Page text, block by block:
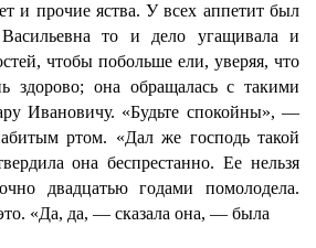
и прочие яства. У всех аппетит был
то и дело угащивала и
чтобы побольше ели, уверяя, что
здорово; она обращалась с такими
Ивановичу. «Будьте спокойны», —
ртом. «Дал же господь такой
она беспрестанно. Ее нельзя
двадцатью годами помолодела.
«Да, да, — сказала она, — была